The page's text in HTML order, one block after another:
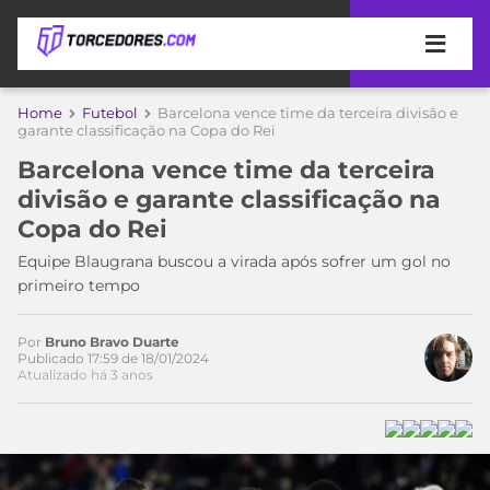
APOSTAS
DE
APOSTA
MELHORES
SITES
DE
APOSTAS
2026
BETBOOM
COPA
DO
MUNDO
TIMES
MEU
TIME
PALMEIRAS
CAMPEONATOS
SÉRIE
ESPORTIVA
Home Futebol
Barcelona vence time da terceira divisão e
garante classificação na Copa do Rei
Barcelona vence time da terceira
divisão e garante classificação na
Copa do Rei
Equipe Blaugrana buscou a virada após sofrer um gol no
primeiro tempo
Acesse o perfil do autor
no Twitter
Por Bruno Bravo Duarte
Publicado 17:59 de 18/01/2024
Atualizado há 3 anos